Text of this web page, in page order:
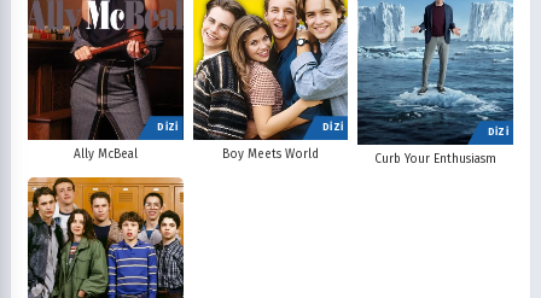
DİZİ
Ally McBeal
DİZİ
Boy Meets World
DİZİ
Curb Your Enthusiasm